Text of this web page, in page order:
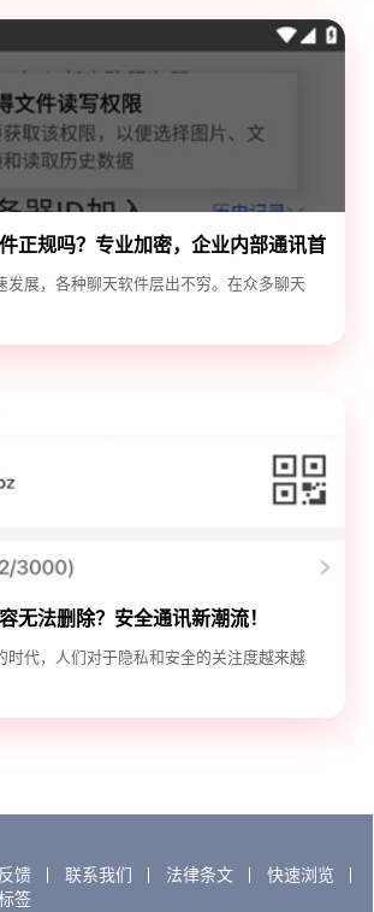
正规吗？专业加密，企业内部通讯首
发展，各种聊天软件层出不穷。在众多聊天
无法删除？安全通讯新潮流！
时代，人们对于隐私和安全的关注度越来越
馈 联系我们 法律条文
快速浏览
签